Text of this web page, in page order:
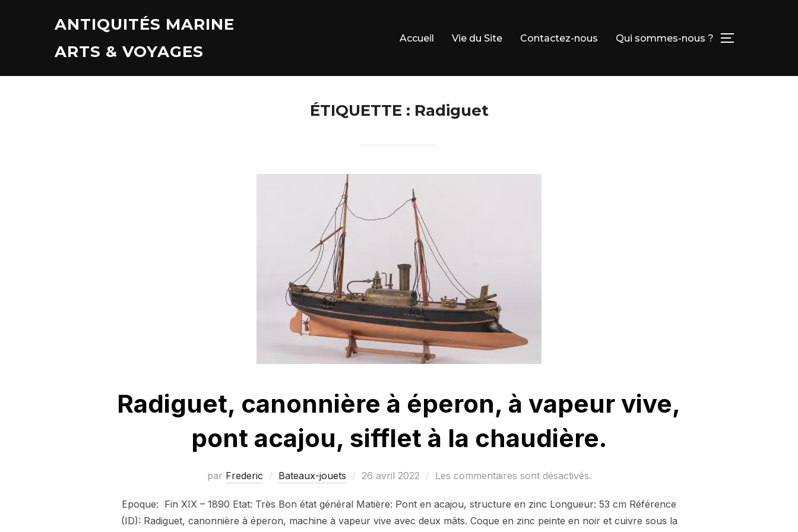
ANTIQUITÉS MARINE
ARTS & VOYAGES
Accueil Vie du Site Contactez-nous Qui sommes-nous ? PERMUTER
ÉTIQUETTE : Radiguet
Radiguet, canonnière à éperon, à vapeur vive,
pont acajou, sifflet à la chaudière.
par Frederic Bateaux-jouets
Publié
26 avril 2022 Les commentaires sont désactivés.
Epoque: Fin XIX – 1890 Etat: Très Bon état général Matière: Pont en acajou, structure en zinc Longueur: 53 cm Référence
(ID): Radiguet, canonnière à éperon, machine à vapeur vive avec deux mâts. Coque en zinc peinte en noir et cuivre sous la